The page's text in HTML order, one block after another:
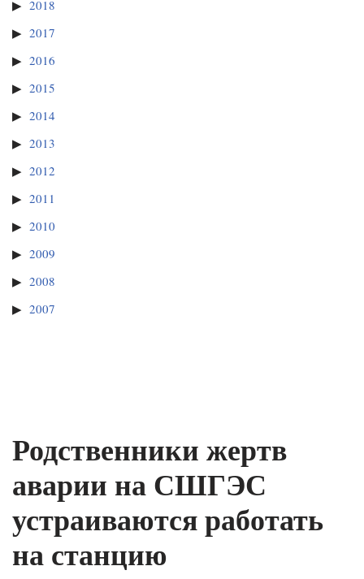
2018
2017
2016
2015
2014
2013
2012
2011
2010
2009
2008
2007
Родственники жертв
аварии на СШГЭС
устраиваются работать
на станцию